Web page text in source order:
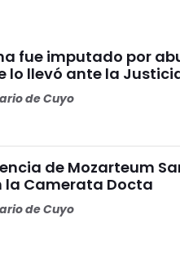
fue imputado por
lo llevó ante la
de Cuyo
de Mozarteum
la Camerata Docta
de Cuyo